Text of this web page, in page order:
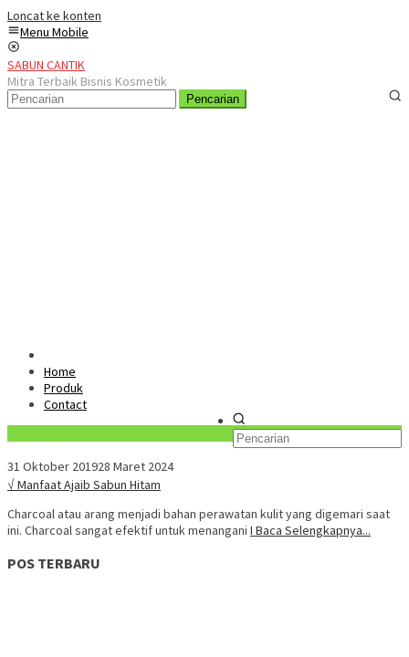
Loncat ke konten
Menu Mobile
SABUN CANTIK
Mitra Terbaik Bisnis Kosmetik
Pencarian
Home
Produk
Contact
31 Oktober 201928 Maret 2024
√ Manfaat Ajaib Sabun Hitam
Charcoal atau arang menjadi bahan perawatan kulit yang digemari saat
ini. Charcoal sangat efektif untuk menangani I Baca Selengkapnya...
POS TERBARU